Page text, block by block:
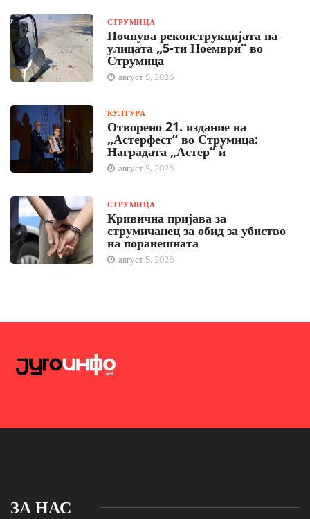
СТРУМИЦА
Почнува реконструкцијата на
улицата „5-ти Ноември“ во
Струмица
август 5, 2026
КУЛТУРА
Отворено 21. издание на
„Астерфест“ во Струмица:
Наградата „Астер“ ѝ
август 5, 2026
СТРУМИЦА
Кривична пријава за
струмичанец за обид за убиство
на поранешната
август 5, 2026
ЗА НАС